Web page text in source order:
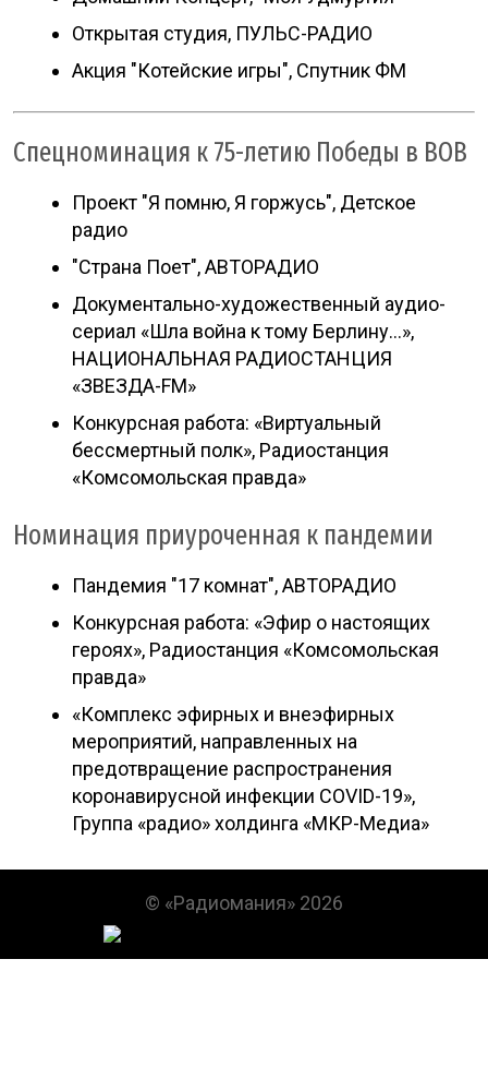
Открытая студия, ПУЛЬС-РАДИО
Акция "Котейские игры", Спутник ФМ
Спецноминация к 75-летию Победы в ВОВ
Проект "Я помню, Я горжусь", Детское
радио
"Страна Поет", АВТОРАДИО
Документально-художественный аудио-
сериал «Шла война к тому Берлину…»,
НАЦИОНАЛЬНАЯ РАДИОСТАНЦИЯ
«ЗВЕЗДА-FM»
Конкурсная работа: «Виртуальный
бессмертный полк», Радиостанция
«Комсомольская правда»
Номинация приуроченная к пандемии
Пандемия "17 комнат", АВТОРАДИО
Конкурсная работа: «Эфир о настоящих
героях», Радиостанция «Комсомольская
правда»
«Комплекс эфирных и внеэфирных
мероприятий, направленных на
предотвращение распространения
коронавирусной инфекции COVID-19»,
Группа «радио» холдинга «МКР-Медиа»
© «Радиомания» 2026